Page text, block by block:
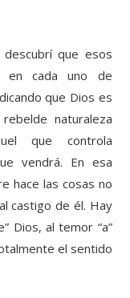
que esos
en cada uno de
que Dios es
naturaleza
que controla
vendrá. En esa
hace las cosas no
castigo de él. Hay
Dios, al temor “a”
el sentido